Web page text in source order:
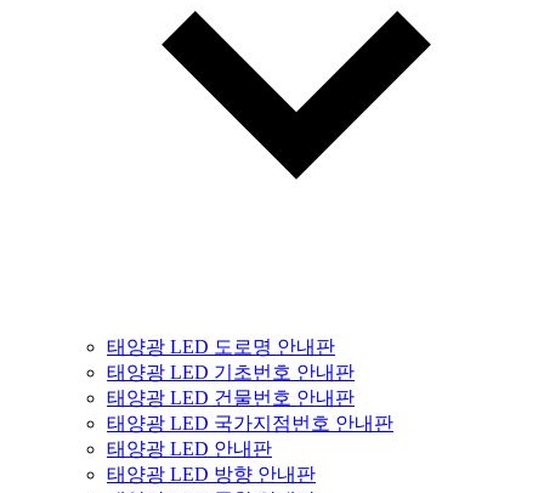
태양광 LED 도로명 안내판
태양광 LED 기초번호 안내판
태양광 LED 건물번호 안내판
태양광 LED 국가지점번호 안내판
태양광 LED 안내판
태양광 LED 방향 안내판